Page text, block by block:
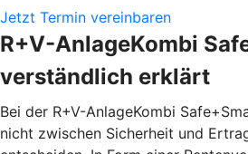
Jetzt Termin vereinbaren
R+V-AnlageKombi
verständlich erklärt
Bei der R+V-AnlageKombi
nicht zwischen Sicherheit und